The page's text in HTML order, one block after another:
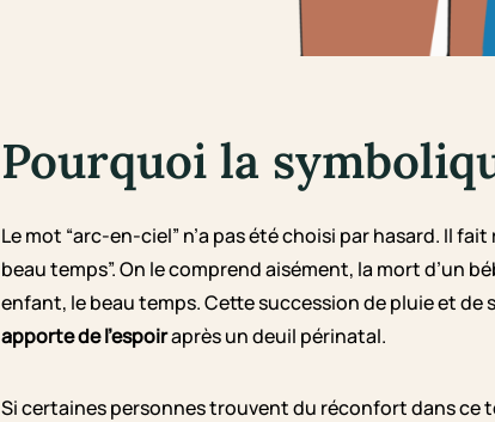
Pourquoi la
Le mot “arc-en-ciel” n’a pas été choisi par hasard. Il
beau temps”. On le comprend aisément, la mort d’un
enfant, le beau temps. Cette succession de pluie et
apporte de l’espoiraprès un deuil périnatal.
Si certaines personnes trouvent du réconfort dans ce